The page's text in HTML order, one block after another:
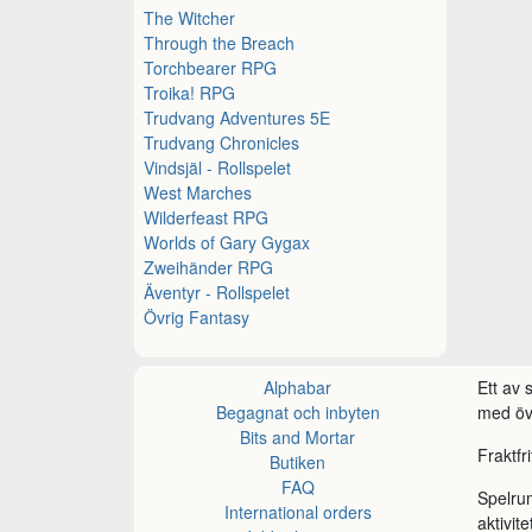
The Witcher
Through the Breach
Torchbearer RPG
Troika! RPG
Trudvang Adventures 5E
Trudvang Chronicles
Vindsjäl - Rollspelet
West Marches
Wilderfeast RPG
Worlds of Gary Gygax
Zweihänder RPG
Äventyr - Rollspelet
Övrig Fantasy
Alphabar
Begagnat och inbyten
Bits and Mortar
Butiken
FAQ
International orders
Ett av
med